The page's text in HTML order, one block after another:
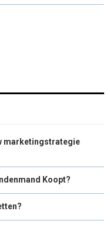
marketingstrategie
Koopt?